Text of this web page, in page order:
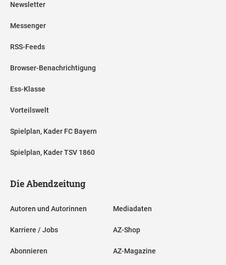
Newsletter
Messenger
RSS-Feeds
Browser-Benachrichtigung
Ess-Klasse
Vorteilswelt
Spielplan, Kader FC Bayern
Spielplan, Kader TSV 1860
Die Abendzeitung
Autoren und Autorinnen
Karriere / Jobs
Abonnieren
Mediadaten
AZ-Shop
AZ-Magazine